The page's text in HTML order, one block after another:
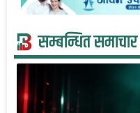
सम्बन्धित समाचार